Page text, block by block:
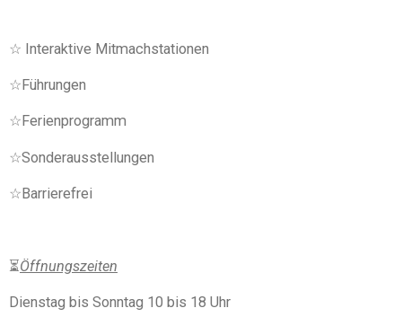
☆ Interaktive Mitmachstationen
☆Führungen
☆Ferienprogramm
☆Sonderausstellungen
☆Barrierefrei
⏳️Öffnungszeiten
Dienstag bis Sonntag 10 bis 18 Uhr